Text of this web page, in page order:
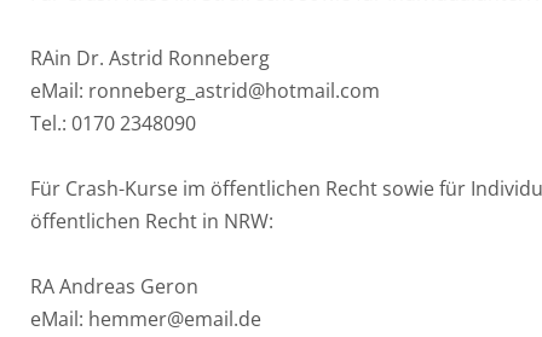
RAin Dr. Astrid Ronneberg
eMail: ronneberg_astrid@hotmail.com
Tel.: 0170 2348090
Für Crash-Kurse im öffentlichen Recht sowie für
öffentlichen Recht in NRW:
RA Andreas Geron
eMail: hemmer@email.de
Saarland